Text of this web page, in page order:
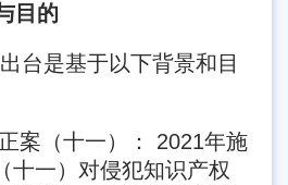
目的
台是基于以下背景和目
案（十一）： 2021年施
十一）对侵犯知识产权